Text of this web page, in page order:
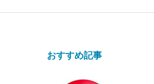
おすすめ記事